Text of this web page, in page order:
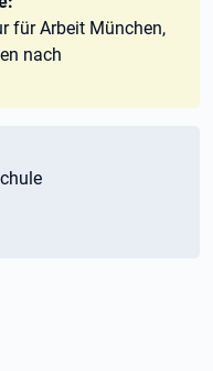
für Arbeit München,
nach